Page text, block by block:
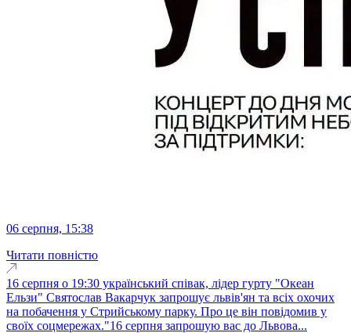
06 серпня, 15:38
Читати повністю
16 серпня о 19:30 український співак, лідер гурту "Океан
Ельзи" Святослав Вакарчук запрошує львів'ян та всіх охочих
на побачення у Стрийському парку. Про це він повідомив у
своїх соцмережах."16 серпня запрошую вас до Львова...